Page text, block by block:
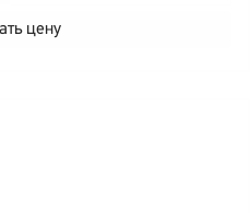
цену